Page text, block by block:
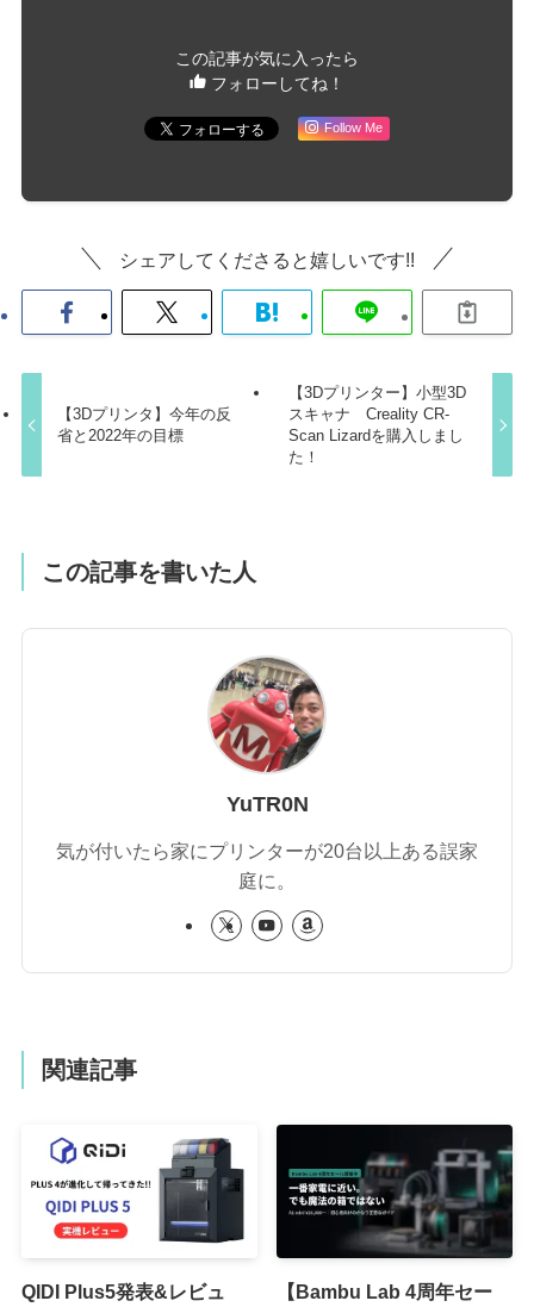
この記事が気に入ったら
フォローしてね！
Follow Me
シェアしてくださると嬉しいです!!
【3Dプリンタ】今年の反
省と2022年の目標
【3Dプリンター】小型3D
スキャナ Creality CR-
Scan Lizardを購入しまし
た！
この記事を書いた人
YuTR0N
気が付いたら家にプリンターが20台以上ある誤家
庭に。
関連記事
QIDI Plus5発表&レビュ
【Bambu Lab 4周年セー